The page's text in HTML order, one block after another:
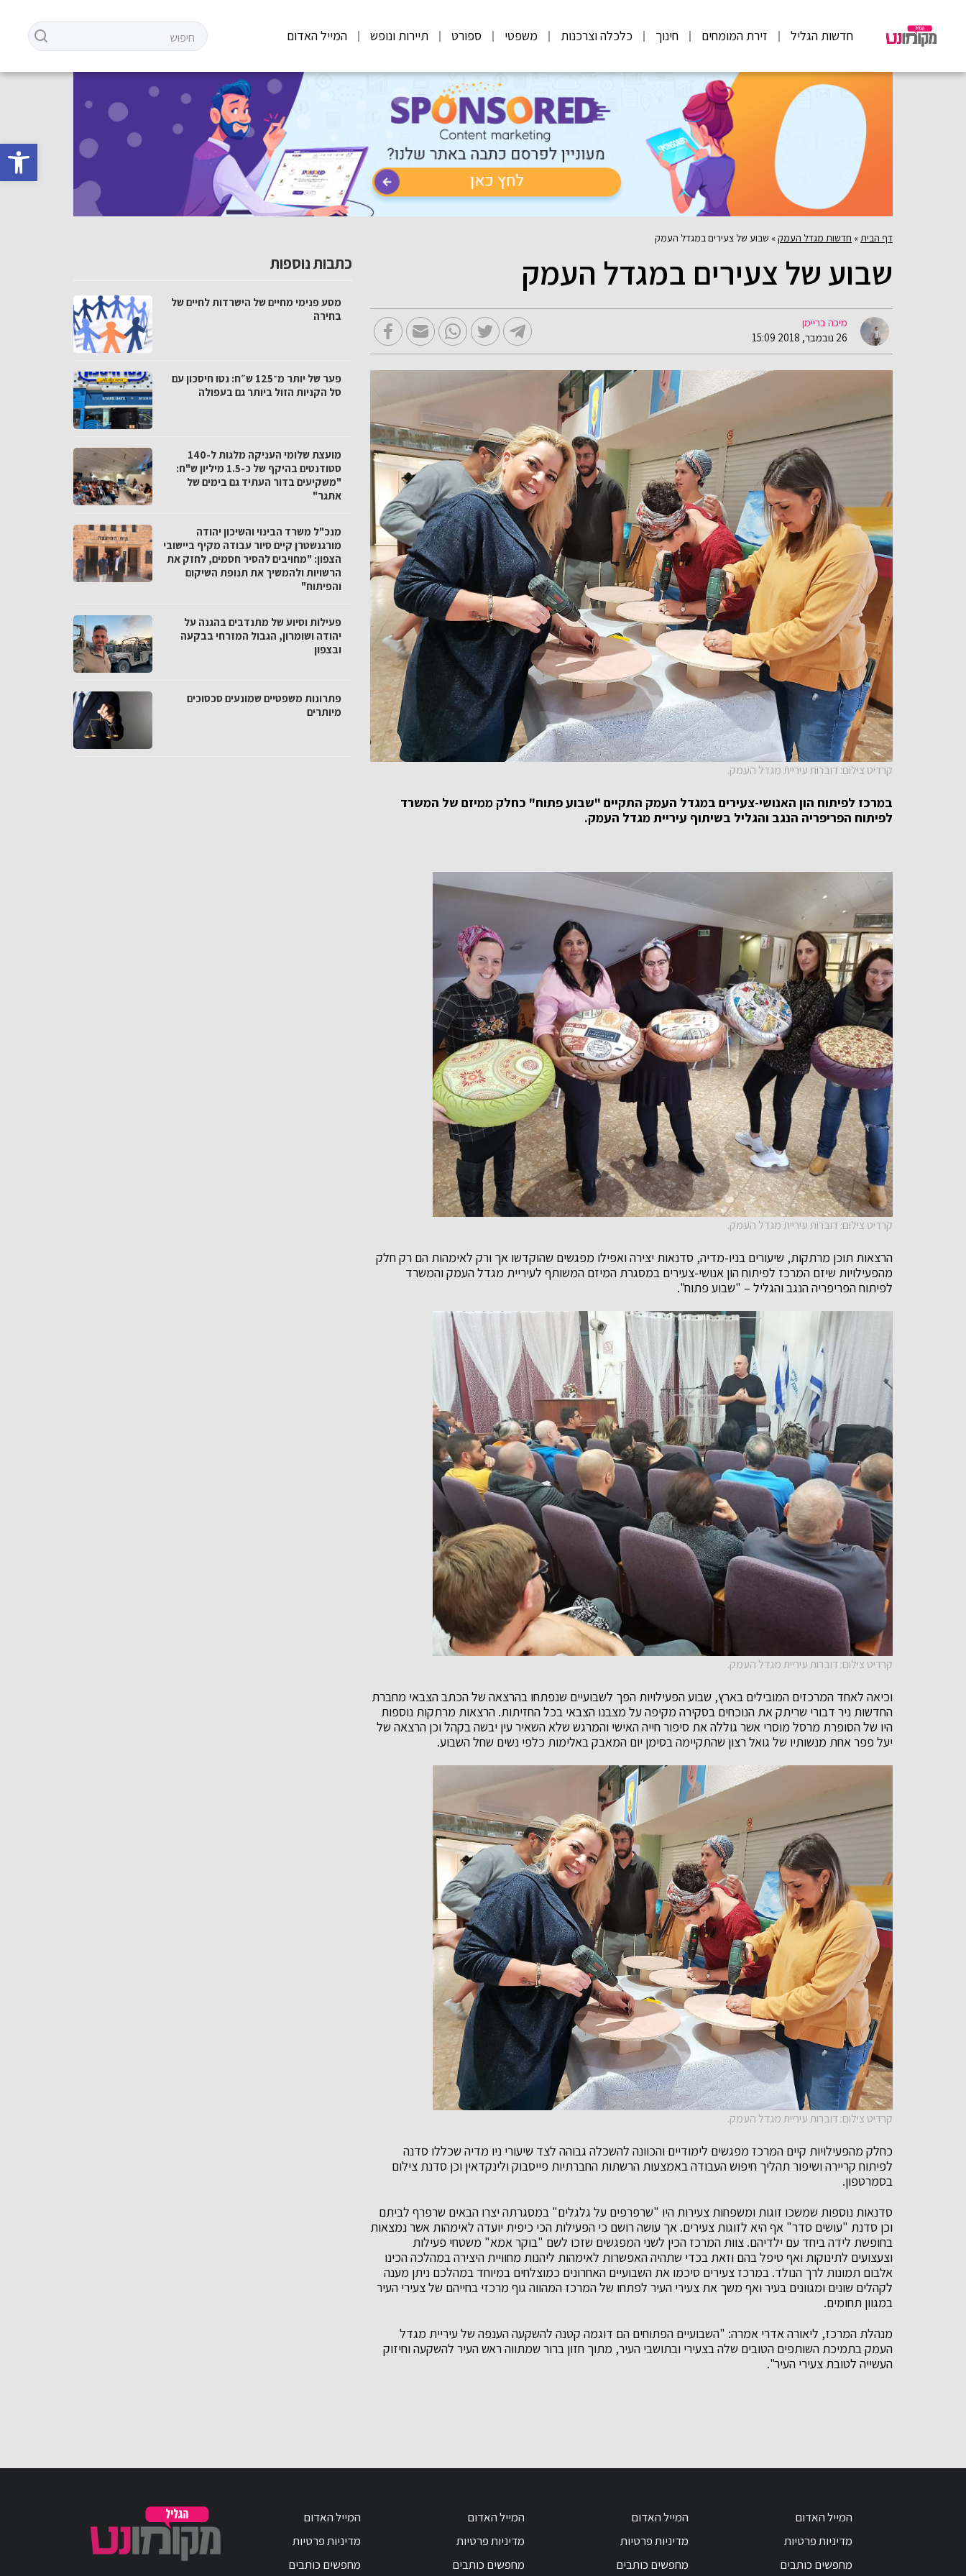
פתח
חדשות הגליל זירת המומחים חינוך כלכלה וצרכנות משפטי ספורט תיירות ונופש המייל האדום
דף הבית » חדשות מגדל העמק» שבוע של צעירים במגדל העמק
שבוע של צעירים במגדל העמק
מיכה בריימן
26 נובמבר, 2018 15:09
קרדיט צילום: דוברות עיריית מגדל העמק.
במרכז לפיתוח הון האנושי-צעירים במגדל העמק התקיים "שבוע פתוח" כחלק ממיזם של המשרד
לפיתוח הפריפריה הנגב והגליל בשיתוף עיריית מגדל העמק.
קרדיט צילום: דוברות עיריית מגדל העמק.
הרצאות תוכן מרתקות, שיעורים בניו-מדיה, סדנאות יצירה ואפילו מפגשים שהוקדשו אך ורק לאימהות הם רק חלק
מהפעילויות שיזם המרכז לפיתוח הון אנושי-צעירים במסגרת המיזם המשותף לעיריית מגדל העמק והמשרד
לפיתוח הפריפריה הנגב והגליל – "שבוע פתוח".
קרדיט צילום: דוברות עיריית מגדל העמק.
וכיאה לאחד המרכזים המובילים בארץ, שבוע הפעילויות הפך לשבועיים שנפתחו בהרצאה של הכתב הצבאי מחברת
החדשות ניר דבורי שריתק את הנוכחים בסקירה מקיפה על מצבנו הצבאי בכל החזיתות. הרצאות מרתקות נוספות
היו של הסופרת מרסל מוסרי אשר גוללה את סיפור חייה האישי והמרגש שלא השאיר עין יבשה בקהל וכן הרצאה של
יעל פפר אחת מנשותיו של גואל רצון שהתקיימה בסימן יום המאבק באלימות כלפי נשים שחל השבוע.
קרדיט צילום: דוברות עיריית מגדל העמק.
כחלק מהפעילויות קיים המרכז מפגשים לימודיים והכוונה להשכלה גבוהה לצד שיעורי ניו מדיה שכללו סדנה
לפיתוח קריירה ושיפור תהליך חיפוש העבודה באמצעות הרשתות החברתיות פייסבוק ולינקדאין וכן סדנת צילום
בסמרטפון.
סדנאות נוספות שמשכו זוגות ומשפחות צעירות היו "שרפרפים על גלגלים" במסגרתה יצרו הבאים שרפרף לביתם
וכן סדנת "עושים סדר" אף היא לזוגות צעירים. אך עושה רושם כי הפעילות הכי כיפית יועדה לאימהות אשר נמצאות
בחופשת לידה ביחד עם ילדיהם. צוות המרכז הכין לשני המפגשים שזכו לשם "בוקר אמא" משטחי פעילות
וצעצועים לתינוקות ואף טיפל בהם וזאת בכדי שתהיה האפשרות לאימהות ליהנות מחוויית היצירה במהלכה הכינו
אלבום תמונות לרך הנולד. במרכז צעירים סיכמו את השבועיים האחרונים כמוצלחים במיוחד במהלכם ניתן מענה
לקהלים שונים ומגוונים בעיר ואף משך את צעירי העיר לפתחו של המרכז המהווה גוף מרכזי בחייהם של צעירי העיר
במגוון תחומים.
מנהלת המרכז, ליאורה אדרי אמרה: "השבועיים הפתוחים הם דוגמה קטנה להשקעה הענפה של עיריית מגדל
העמק בתמיכת השותפים הטובים שלה בצעירי ובתושבי העיר, מתוך חזון ברור שמתווה ראש העיר להשקעה וחיזוק
העשייה לטובת צעירי העיר".
כתבות נוספות
מסע פנימי מחיים של הישרדות לחיים של
בחירה
פער של יותר מ־125 ש״ח: נטו חיסכון עם
סל הקניות הזול ביותר גם בעפולה
מועצת שלומי העניקה מלגות ל-140
סטודנטים בהיקף של כ-1.5 מיליון ש"ח:
"משקיעים בדור העתיד גם בימים של
אתגר"
מנכ"ל משרד הבינוי והשיכון יהודה
מורגנשטרן קיים סיור עבודה מקיף ביישובי
הצפון: "מחויבים להסיר חסמים, לחזק את
הרשויות ולהמשיך את תנופת השיקום
והפיתוח"
פעילות וסיוע של מתנדבים בהגנה על
יהודה ושומרון, הגבול המזרחי בבקעה
ובצפון
פתרונות משפטיים שמונעים סכסוכים
מיותרים
המייל האדום
מדיניות פרטיות
מחפשים כותבים
המייל האדום
מדיניות פרטיות
מחפשים כותבים
המייל האדום
מדיניות פרטיות
מחפשים כותבים
המייל האדום
מדיניות פרטיות
מחפשים כותבים